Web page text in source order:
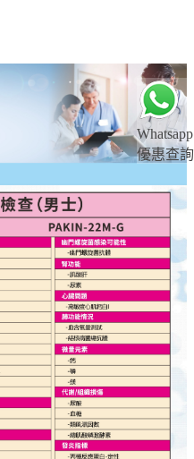
Whatsapp
優惠查詢